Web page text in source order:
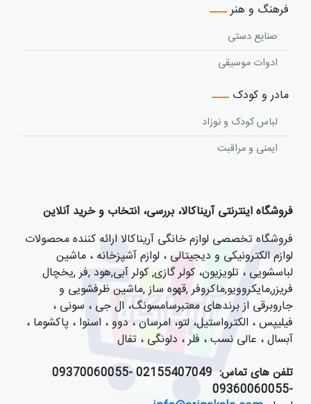
فروشگاه اینترنتی آریناکالا، بررسی، انتخاب و خرید آنلاین
فروشگاه تخصصی لوازم خانگی آریناکالا ارائه کننده محصولات
لوازم الکترونیکی و دیجیتالی ، لوازم آشپزخانه ، ماشین
لباسشویی ، تلویزیون، کولر گازی, کولر آبی,هود ,فر ,یخچال
فریزر,مایکروویو,ماکروفر ,قهوه ساز ,ماشین ظرفشویی و
جاروبرقی از برندهای معتبرسامسونگ، ال جی ، سونی ،
فیلیپس ، الکترواستیل، لتو، امرسان ، دوو ، اسنوا ، پاکشوما ،
آبسال ، عالی نسب ، فلر ، دلونگی ، تفال
تلفن های تماس:
021
55407049 -09370060055
-09360060055
فرهنگ و هنر
صنایع دستی
ادوات موسیقی
مادر و کودک
لباس کودک و نوزاد
ایمنی و مراقبت